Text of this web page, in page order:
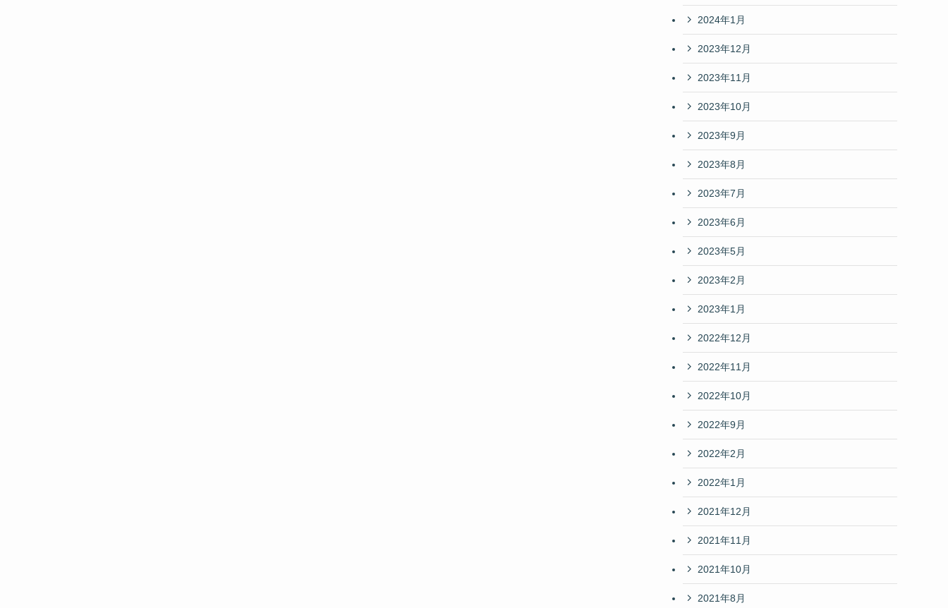
2024年1月
2023年12月
2023年11月
2023年10月
2023年9月
2023年8月
2023年7月
2023年6月
2023年5月
2023年2月
2023年1月
2022年12月
2022年11月
2022年10月
2022年9月
2022年2月
2022年1月
2021年12月
2021年11月
2021年10月
2021年8月